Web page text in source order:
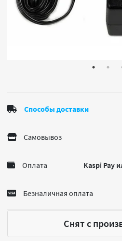
Способы доставки
Самовывоз
Оплата Kaspi Pay
Безналичная оплата
Снят с